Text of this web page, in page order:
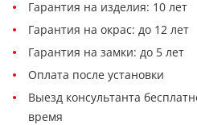
Гарантия на изделия: 10 лет
Гарантия на окрас: до 12 лет
Гарантия на замки: до 5 лет
Оплата после установки
Выезд консультанта
время